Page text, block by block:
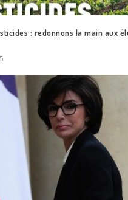
: redonnons la main aux